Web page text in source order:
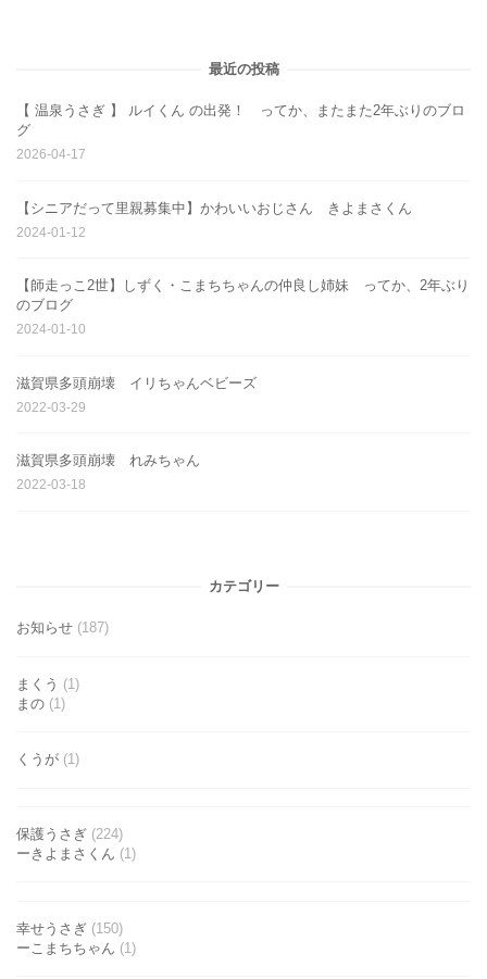
最近の投稿
【 温泉うさぎ 】 ルイくん の出発！ ってか、またまた2年ぶりのブロ
グ
2026-04-17
【シニアだって里親募集中】かわいいおじさん きよまさくん
2024-01-12
【師走っこ2世】しずく・こまちちゃんの仲良し姉妹 ってか、2年ぶり
のブログ
2024-01-10
滋賀県多頭崩壊 イリちゃんベビーズ
2022-03-29
滋賀県多頭崩壊 れみちゃん
2022-03-18
カテゴリー
お知らせ (187)
まくう (1)
まの (1)
くうが (1)
保護うさぎ (224)
ーきよまさくん (1)
幸せうさぎ (150)
ーこまちちゃん (1)